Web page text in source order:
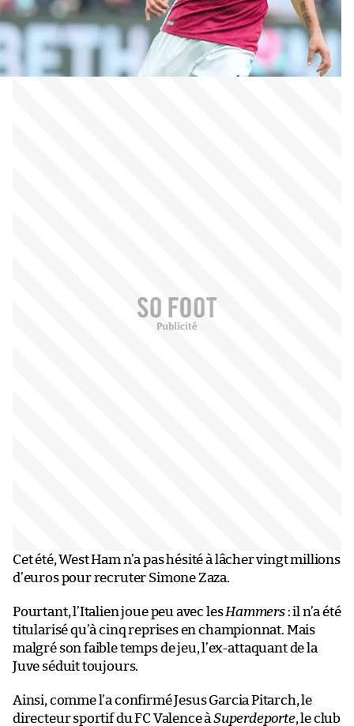
Cet été, West Ham n’a pas hésité à lâcher vingt millions
d’euros pour recruter Simone Zaza.
Pourtant, l’Italien joue peu avec lesHammers: il n’a été
titularisé qu’à cinq reprises en championnat. Mais
malgré son faible temps de jeu, l’ex-attaquant de la
Juve séduit toujours.
Ainsi, comme l’a confirmé Jesus Garcia Pitarch, le
directeur sportif du FC Valence à Superdeporte, le club